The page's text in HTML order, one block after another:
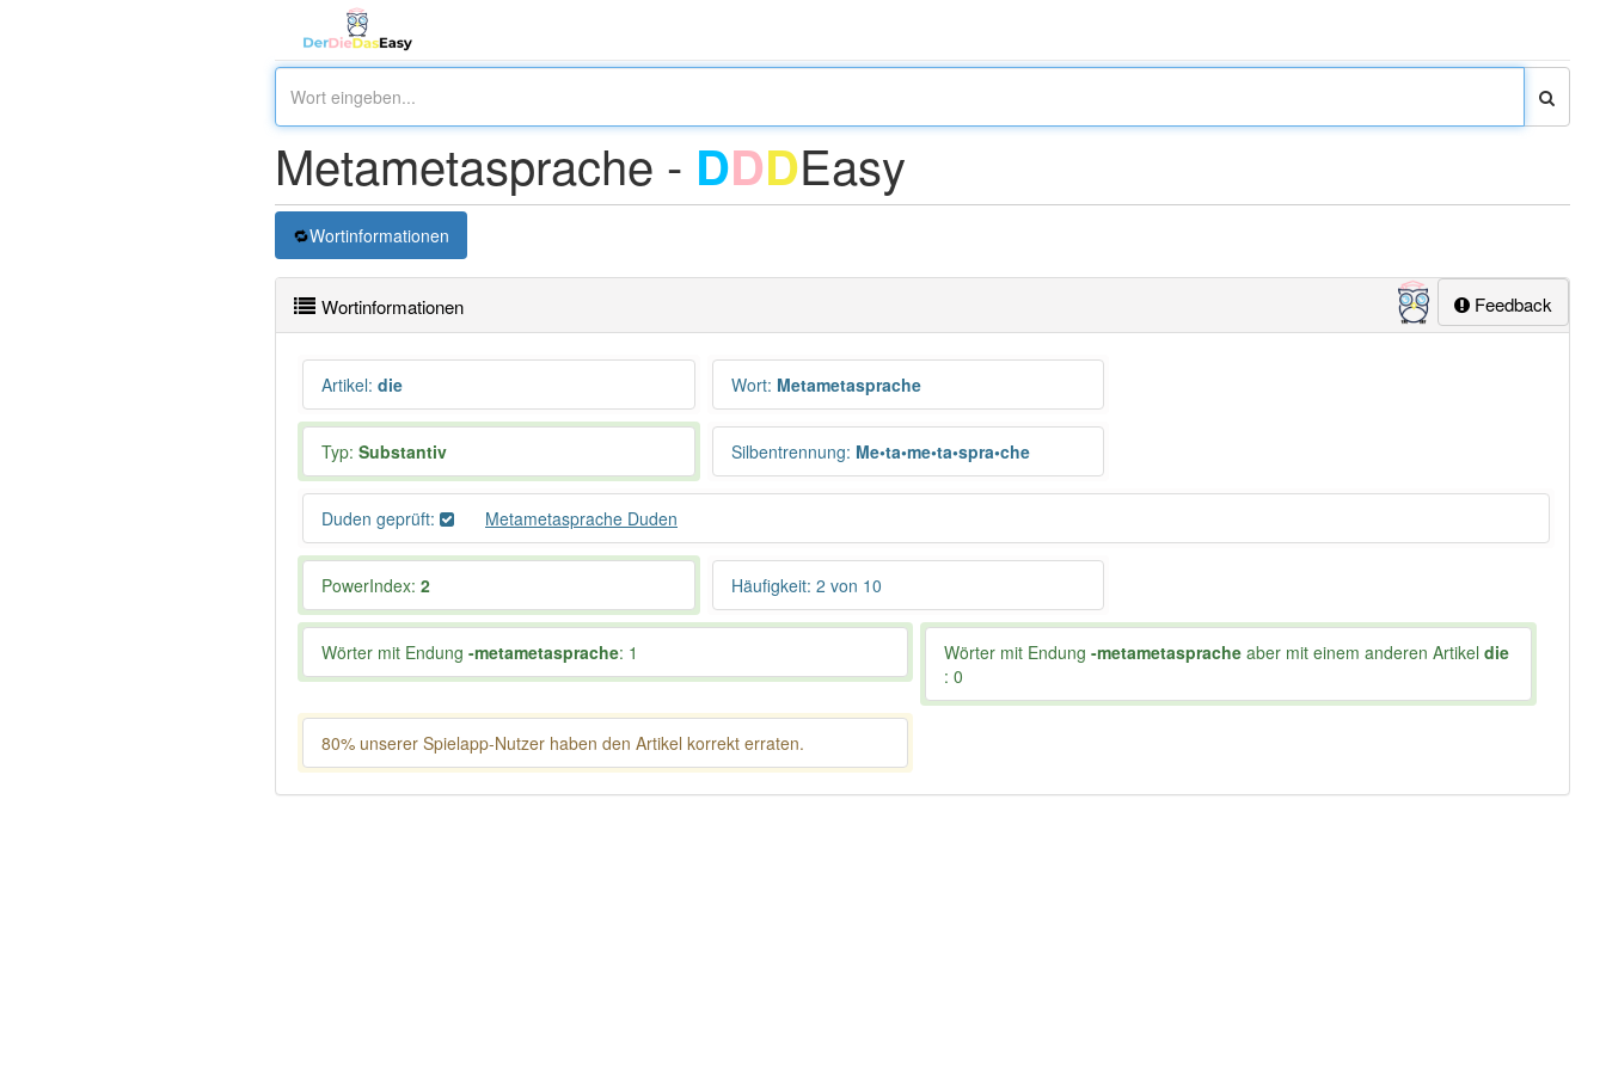
Metametasprache - DDDEasy
Wortinformationen
Feedback
Wortinformationen
Artikel: die Wort: Metametasprache
Typ: Substantiv Silbentrennung: Me•ta•me•ta•spra•che
Duden geprüft: Metametasprache Duden
PowerIndex: 2 Häufigkeit: 2 von 10
Wörter mit Endung -metametasprache: 1 Wörter mit Endung-metametasprache aber mit einem anderen Artikeldie
: 0
80% unserer Spielapp-Nutzer haben den Artikel korrekt erraten.